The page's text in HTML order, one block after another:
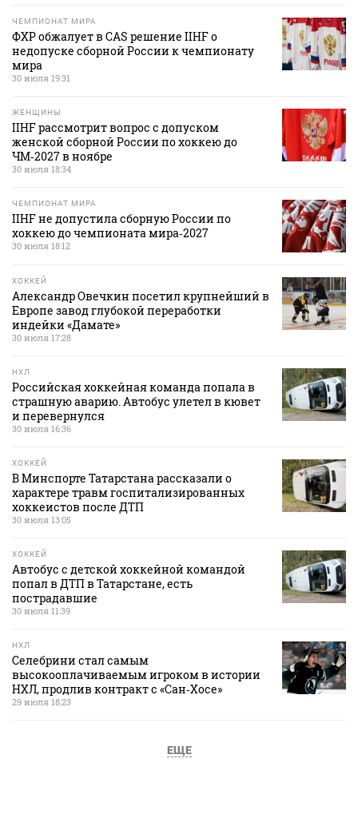
ЧЕМПИОНАТ МИРА
ФХР обжалует в CAS решение IIHF о
недопуске сборной России к чемпионату
мира
30 июля 19:31
ЖЕНЩИНЫ
IIHF рассмотрит вопрос с допуском
женской сборной России по хоккею до
ЧМ‑2027 в ноябре
30 июля 18:34
ЧЕМПИОНАТ МИРА
IIHF не допустила сборную России по
хоккею до чемпионата мира‑2027
30 июля 18:12
ХОККЕЙ
Александр Овечкин посетил крупнейший в
Европе завод глубокой переработки
индейки «Дамате»
30 июля 17:28
НХЛ
Российская хоккейная команда попала в
страшную аварию. Автобус улетел в кювет
и перевернулся
30 июля 16:36
ХОККЕЙ
В Минспорте Татарстана рассказали о
характере травм госпитализированных
хоккеистов после ДТП
30 июля 13:05
ХОККЕЙ
Автобус с детской хоккейной командой
попал в ДТП в Татарстане, есть
пострадавшие
30 июля 11:39
НХЛ
Селебрини стал самым
высокооплачиваемым игроком в истории
НХЛ, продлив контракт с «Сан‑Хосе»
29 июля 18:23
ЕЩЕ